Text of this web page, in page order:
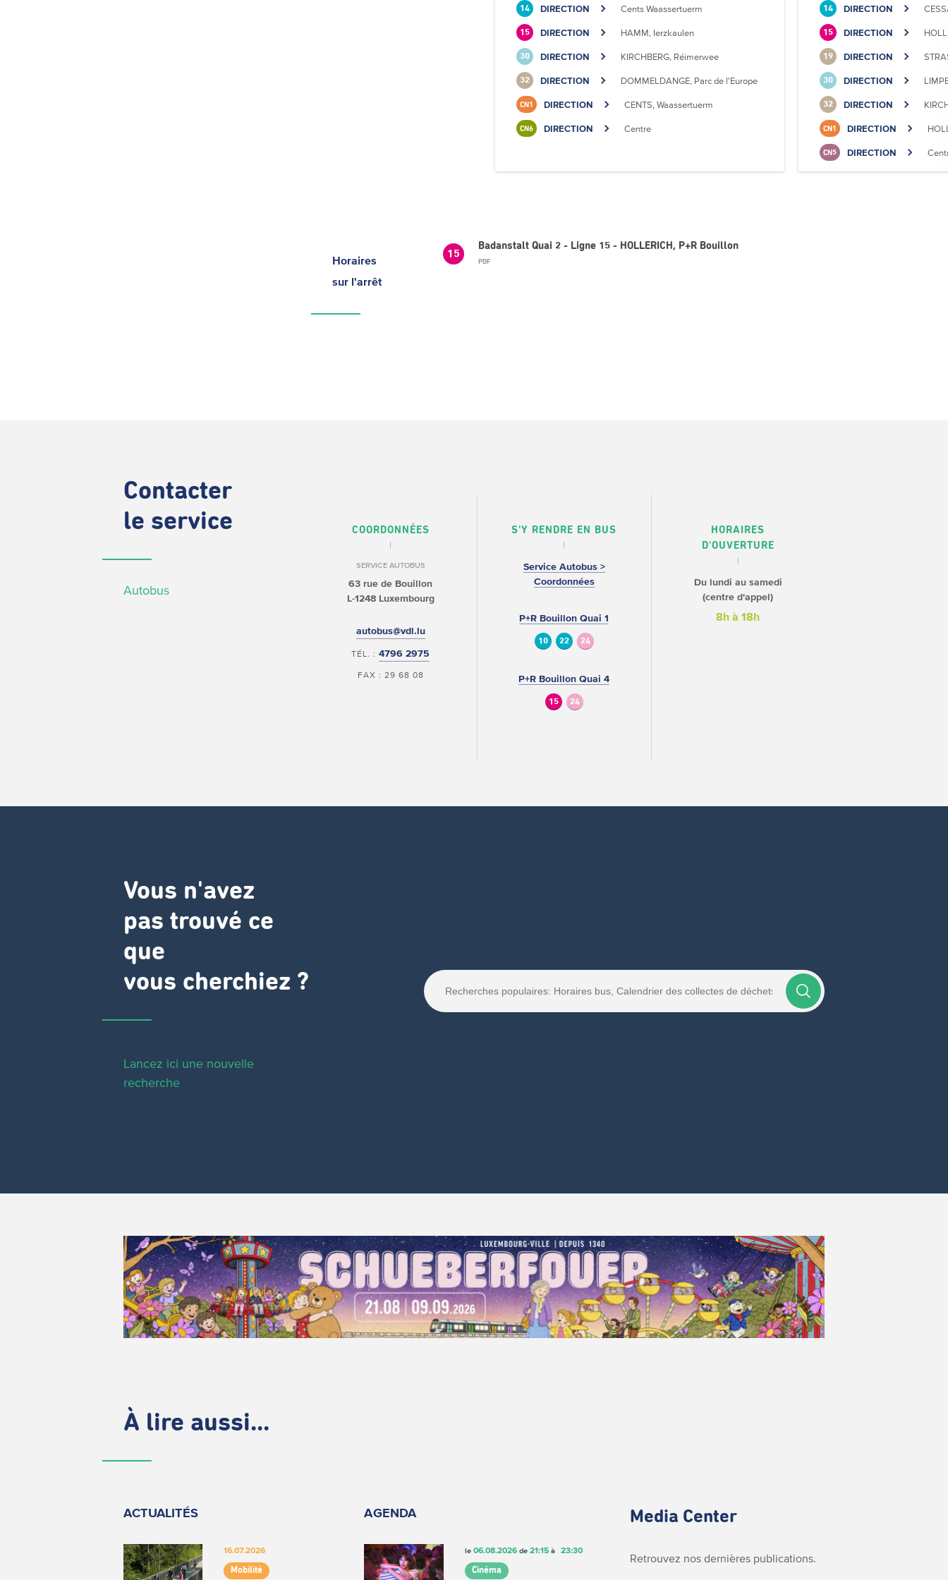
14 DIRECTION Cents Waassertuerm
15 DIRECTION HAMM, Ierzkaulen
30 DIRECTION KIRCHBERG, Réimerwee
32 DIRECTION DOMMELDANGE, Parc de l'Europe
CN1 DIRECTION CENTS, Waassertuerm
CN6 DIRECTION Centre
14 DIRECTION
15 DIRECTION
19 DIRECTION
30 DIRECTION
32 DIRECTION
CN1 DIRECTION
CN5 DIRECTION
Horaires
sur l'arrêt
15
Badanstalt Quai 2 - Ligne 15 - HOLLERICH, P+R Bouillon
PDF
Contacter
le service
Autobus
COORDONNÉES
SERVICE AUTOBUS
63 rue de Bouillon
L-1248 Luxembourg
autobus@vdl.lu
TÉL. :4796 2975
FAX : 29 68 08
S'Y RENDRE EN BUS
Service Autobus >
Coordonnées
P+R Bouillon Quai 1
10 22 24
P+R Bouillon Quai 4
15 24
HORAIRES
D'OUVERTURE
Du lundi au samedi
(centre d'appel)
8h à 18h
Vous n'avez
pas trouvé ce
que
vous cherchiez ?
Lancez ici une nouvelle
recherche
À lire aussi...
ACTUALITÉS
16.07.2026
Mobilité
AGENDA
le 06.08.2026de 21:15à 23:30
Cinéma
Media Center
Retrouvez nos dernières publications.